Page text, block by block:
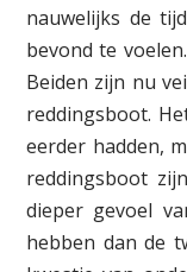
nauwelijks de
bevond te
Beiden zijn nu
reddingsboot.
eerder hadden,
reddingsboot
dieper gevoel
hebben dan de